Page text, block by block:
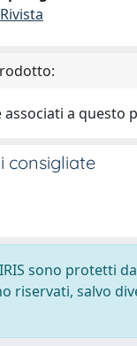
associati a questo
consigliate
sono protetti
riservati, salvo